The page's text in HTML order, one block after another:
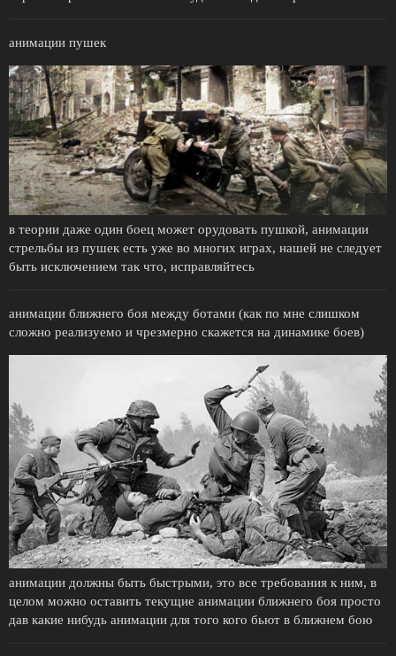
анимации пушек
в теории даже один боец может орудовать пушкой, анимации
стрельбы из пушек есть уже во многих играх, нашей не следует
быть исключением так что, исправляйтесь
анимации ближнего боя между ботами (как по мне слишком
сложно реализуемо и чрезмерно скажется на динамике боев)
анимации должны быть быстрыми, это все требования к ним, в
целом можно оставить текущие анимации ближнего боя просто
дав какие нибудь анимации для того кого бьют в ближнем бою